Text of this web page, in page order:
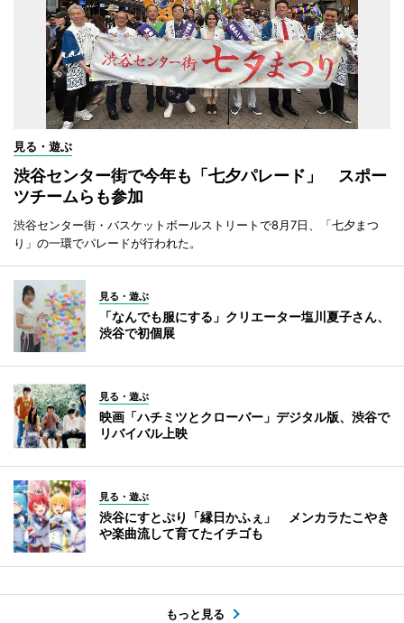
見る・遊ぶ
渋谷センター街で今年も「七夕パレード」 スポー
ツチームらも参加
渋谷センター街・バスケットボールストリートで8月7日、「七夕まつ
り」の一環でパレードが行われた。
見る・遊ぶ
「なんでも服にする」クリエーター塩川夏子さん、
渋谷で初個展
見る・遊ぶ
映画「ハチミツとクローバー」デジタル版、渋谷で
リバイバル上映
見る・遊ぶ
渋谷にすとぷり「縁日かふぇ」 メンカラたこやき
や楽曲流して育てたイチゴも
もっと見る